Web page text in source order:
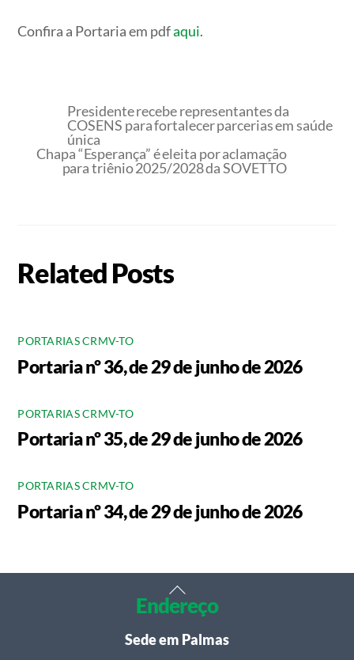
Confira a Portaria em pdfaqui.
Presidente recebe representantes da
COSENS para fortalecer parcerias em saúde
única
Chapa “Esperança” é eleita por aclamação
para triênio 2025/2028 da SOVETTO
Related Posts
PORTARIAS CRMV-TO
Portaria nº 36, de 29 de junho de 2026
PORTARIAS CRMV-TO
Portaria nº 35, de 29 de junho de 2026
PORTARIAS CRMV-TO
Portaria nº 34, de 29 de junho de 2026
Back
To
Top
Endereço
Sede em Palmas